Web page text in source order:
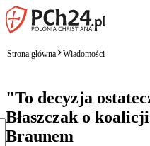
Strona główna Wiadomości
"To decyzja
Błaszczak o
Braunem